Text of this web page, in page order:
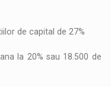
de capital de 27%
la 20% sau 18.500 de